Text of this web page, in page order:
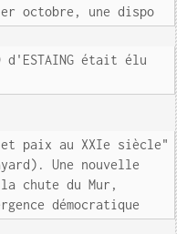
octobre, une dispo
d'ESTAING était élu
paix au XXIe siècle"
Une nouvelle
chute du Mur,
démocratique